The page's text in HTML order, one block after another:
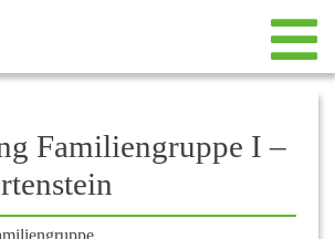
Familiengruppe I –